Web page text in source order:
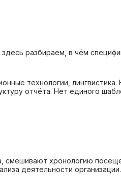
разбираем, в чём
технологии, лингвистика.
отчёта. Нет единого
хронологию
деятельности